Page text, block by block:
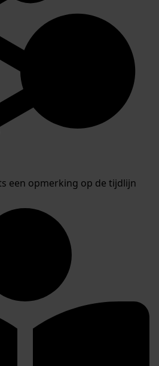
een opmerking op de tijdlijn